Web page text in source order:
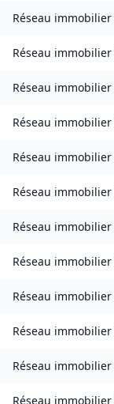
Réseau immobilier
Réseau immobilier
Réseau immobilier
Réseau immobilier
Réseau immobilier
Réseau immobilier
Réseau immobilier
Réseau immobilier
Réseau immobilier
Réseau immobilier
Réseau immobilier
Réseau immobilier